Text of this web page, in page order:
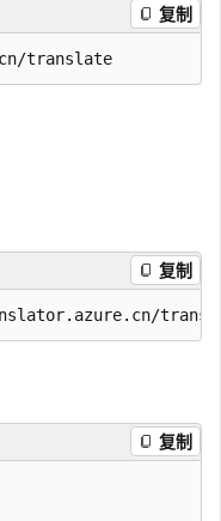
复制
复制
复制